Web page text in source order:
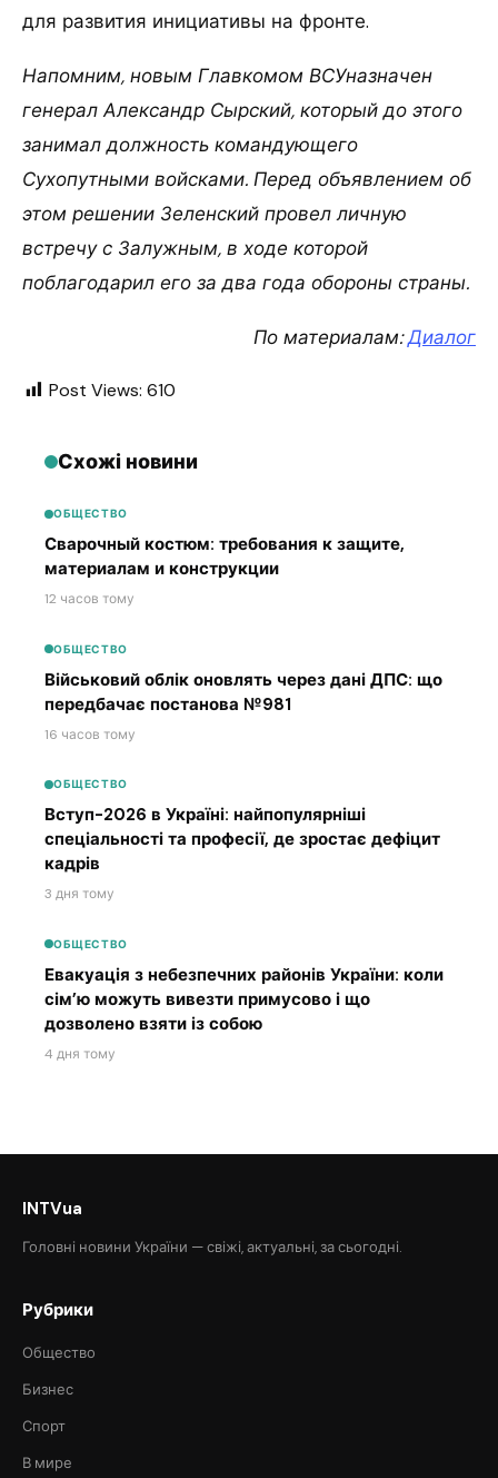
для развития инициативы на фронте.
Напомним, новым Главкомом ВСУназначен
генерал Александр Сырский, который до этого
занимал должность командующего
Сухопутными войсками. Перед объявлением об
этом решении Зеленский провел личную
встречу с Залужным, в ходе которой
поблагодарил его за два года обороны страны.
По материалам:Диалог
Post Views: 610
Схожі новини
ОБЩЕСТВО
Сварочный костюм: требования к защите,
материалам и конструкции
12 часов тому
ОБЩЕСТВО
Військовий облік оновлять через дані ДПС: що
передбачає постанова №981
16 часов тому
ОБЩЕСТВО
Вступ-2026 в Україні: найпопулярніші
спеціальності та професії, де зростає дефіцит
кадрів
3 дня тому
ОБЩЕСТВО
Евакуація з небезпечних районів України: коли
сім’ю можуть вивезти примусово і що
дозволено взяти із собою
4 дня тому
INTVua
Головні новини України — свіжі, актуальні, за сьогодні.
Рубрики
Общество
Бизнес
Спорт
В мире